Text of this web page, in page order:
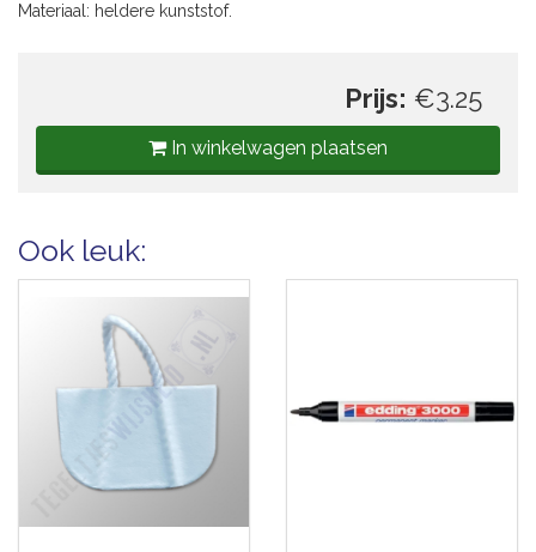
Materiaal: heldere kunststof.
Prijs: €3.25
In winkelwagen plaatsen
Ook leuk: